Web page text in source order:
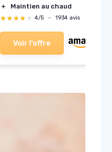
＋
Maintien au chaud
★★★★★
★★★★★ 4/5 — 1934 avis
Voir l'offre